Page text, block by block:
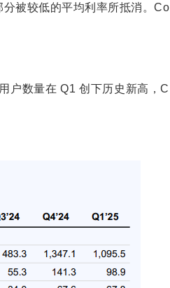
被较低的平均利率所抵消。Co
户数量在 Q1 创下历史新高，C